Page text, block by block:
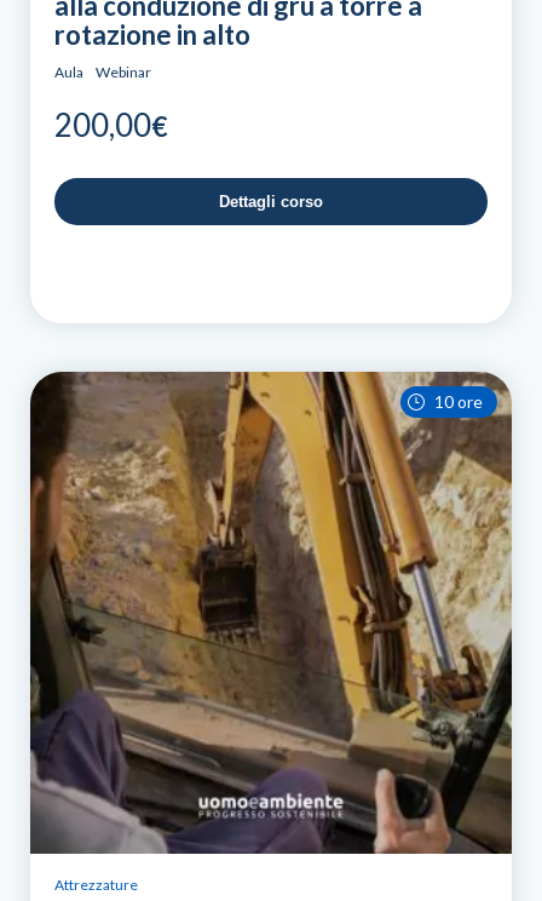
rotazione in alto
Aula Webinar
200,00€
Dettagli corso
Attrezzature
10 ore